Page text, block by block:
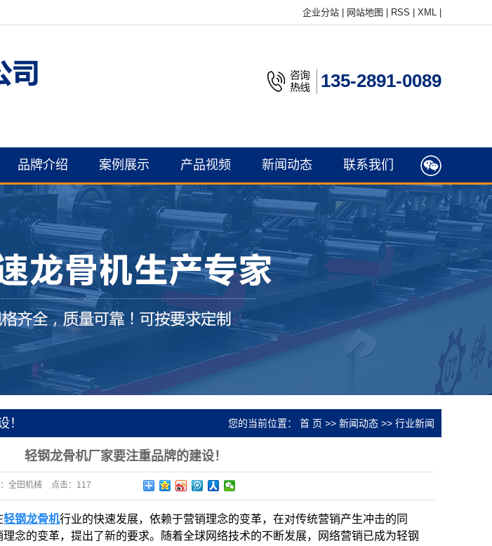
企业分站 网站地图 RSS XML
135-2891-0089
品牌介绍
公司简介
资质证书
联系我们
案例展示
案例展示
产品视频 新闻动态
公司新闻
行业新闻
常见问题
联系我们
！ 您的当前位置： 首 页 >> 新闻动态 >> 行业新闻
轻钢龙骨机厂家要注重品牌的建设！
全田机械 点击： 117
轻钢龙骨机行业的快速发展，依赖于营销理念的变革，在对传统营销产生冲击的同
念的变革，提出了新的要求。随着全球网络技术的不断发展，网络营销已成为轻钢